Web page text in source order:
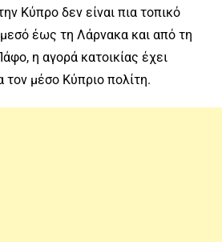
Κύπρο δεν είναι πια τοπικό
έως τη Λάρνακα και από τη
η αγορά κατοικίας έχει
τον μέσο Κύπριο πολίτη.